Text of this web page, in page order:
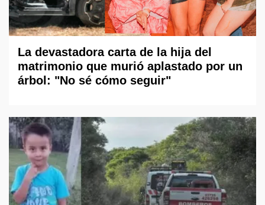
La devastadora carta de la hija del
matrimonio que murió aplastado por un
árbol: "No sé cómo seguir"